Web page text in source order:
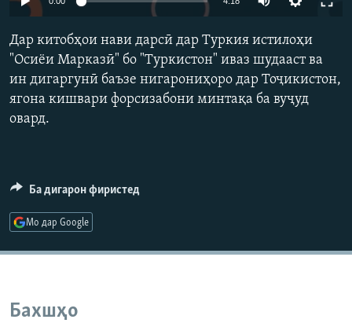
ГУЗОРИШҲОИ РАДИОӢ
ПАЙГИРӢ КУНЕД
Auto 360p 480p
480p
720p
Дар китобҳои нави дарсӣ дар Туркия истилоҳи
"Осиёи Марказӣ" бо "Туркистон" иваз шудааст ва
ин дигаргунӣ баъзе нигарониҳоро дар Тоҷикистон,
ягона кишвари форсизабони минтақа ба вуҷуд
овард.
Ба дигарон фиристед
Мо дар Google
Бахшҳо